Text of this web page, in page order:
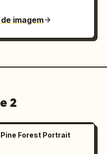
imagem
2
Forest Portrait